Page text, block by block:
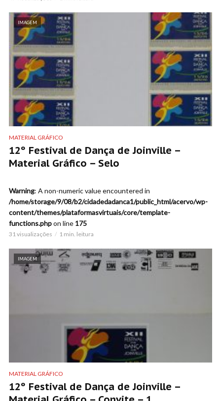
IMAGEM
MATERIAL GRÁFICO
12º Festival de Dança de Joinville –
Material Gráfico – Selo
Warning: A non-numeric value encountered in
/home/storage/9/08/b2/cidadedadanca1/public_html/acervo/wp-
content/themes/plataformasvirtuais/core/template-
functions.phpon line 175
31 visualizações 1 min. leitura
IMAGEM
MATERIAL GRÁFICO
12º Festival de Dança de Joinville –